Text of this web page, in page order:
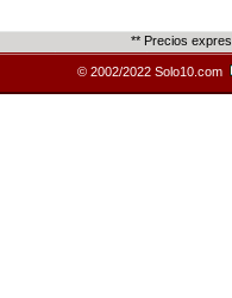
** Precios
© 2002/2022 Solo10.com